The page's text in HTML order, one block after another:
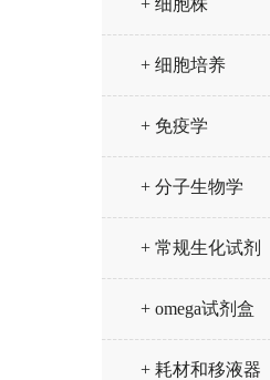
+ 细胞株
+ 细胞培养
+ 免疫学
+ 分子生物学
+ 常规生化试剂
+ omega试剂盒
+ 耗材和移液器